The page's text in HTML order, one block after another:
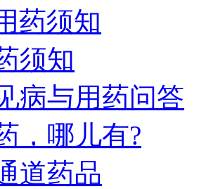
药须知
须知
病与用药问答
，哪儿有?
道药品